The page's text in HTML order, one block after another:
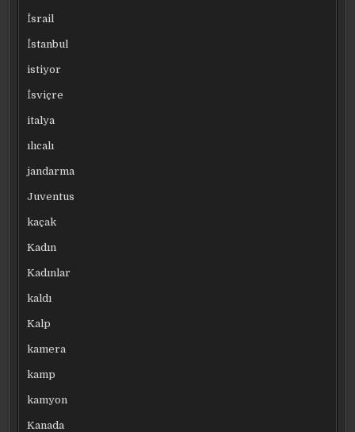
İsrail
İstanbul
istiyor
İsviçre
italya
ılıcalı
jandarma
Juventus
kaçak
Kadın
Kadınlar
kaldı
Kalp
kamera
kamp
kamyon
Kanada